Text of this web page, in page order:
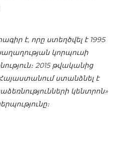
է, որը ստեղծվել է 1995
կորպուսի
2015 թվականից
ստանձնել է
կենտրոն»